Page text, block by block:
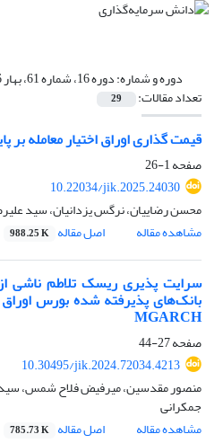
دوره و شماره:دوره 16، شماره 61، بهار 1406
تعداد مقالات: 29
قیمت گذاری اوراق اختیار معامله بر
صفحه1-26
10.22034/jik.2025.24030
محسن رضاییان، نرگس یزدانیان، سید
مشاهده مقاله
اصل مقاله 988.25 K
سرایت پذیری ریسک تلاطم ناشی
بانک‌های پذیرفته شده بورس اوراق
MGARCH
صفحه27-44
10.30495/jik.2024.72034.4213
منصور مقدسین، میرفیض فلاح شمس، سید
جمکرانی
مشاهده مقاله
اصل مقاله 785.73 K